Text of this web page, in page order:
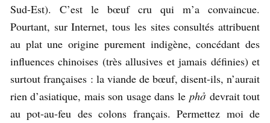
Sud-Est). C’est le bœuf cru qui m’a convaincue.
Pourtant, sur Internet, tous les sites consultés attribuent
au plat une origine purement indigène, concédant des
influences chinoises (très allusives et jamais définies) et
surtout françaises : la viande de bœuf, disent-ils, n’aurait
rien d’asiatique, mais son usage dans lephởdevrait tout
au pot-au-feu des colons français. Permettez moi de